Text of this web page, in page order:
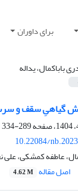
برای داوران
باباکمال، یداله
گیاهیِ سقف و
289-334
10.22084/
عاطفه کمشکی، علی
اصل مقاله 4.62 M